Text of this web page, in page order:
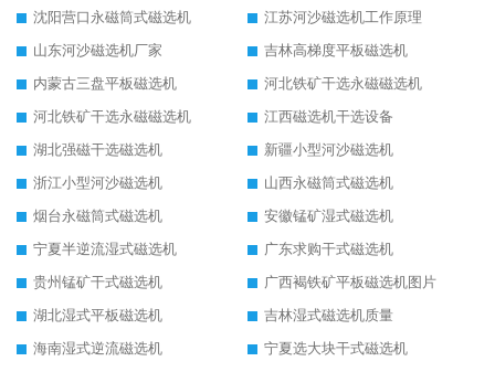
沈阳营口永磁筒式磁选机
江苏河沙磁选机工作原理
山东河沙磁选机厂家
吉林高梯度平板磁选机
内蒙古三盘平板磁选机
河北铁矿干选永磁磁选机
河北铁矿干选永磁磁选机
江西磁选机干选设备
湖北强磁干选磁选机
新疆小型河沙磁选机
浙江小型河沙磁选机
山西永磁筒式磁选机
烟台永磁筒式磁选机
安徽锰矿湿式磁选机
宁夏半逆流湿式磁选机
广东求购干式磁选机
贵州锰矿干式磁选机
广西褐铁矿平板磁选机图片
湖北湿式平板磁选机
吉林湿式磁选机质量
海南湿式逆流磁选机
宁夏选大块干式磁选机